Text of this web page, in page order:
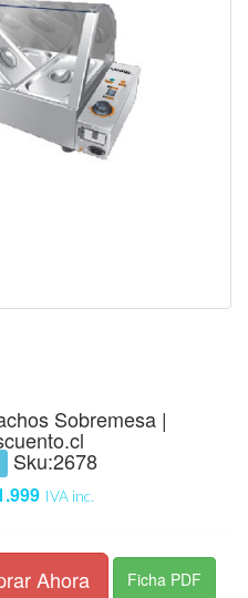
Sobremesa |
Sku:2678
IVA inc.
Ahora Ficha PDF